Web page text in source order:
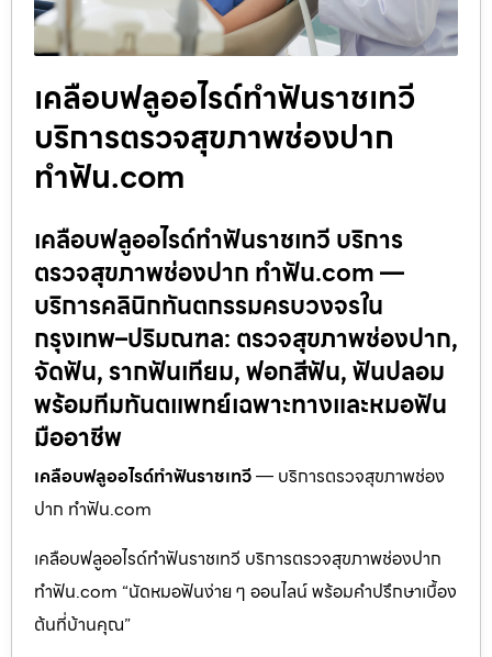
เคลือบฟลูออไรด์ทำฟันราชเทวี
บริการตรวจสุขภาพช่องปาก
ทำฟัน.com
เคลือบฟลูออไรด์ทำฟันราชเทวี บริการ
ตรวจสุขภาพช่องปาก ทำฟัน.com —
บริการคลินิกทันตกรรมครบวงจรใน
กรุงเทพ–ปริมณฑล: ตรวจสุขภาพช่องปาก,
จัดฟัน, รากฟันเทียม, ฟอกสีฟัน, ฟันปลอม
พร้อมทีมทันตแพทย์เฉพาะทางและหมอฟัน
มืออาชีพ
เคลือบฟลูออไรด์ทำฟันราชเทวี— บริการตรวจสุขภาพช่อง
ปาก ทำฟัน.com
เคลือบฟลูออไรด์ทำฟันราชเทวี บริการตรวจสุขภาพช่องปาก
ทำฟัน.com “นัดหมอฟันง่าย ๆ ออนไลน์ พร้อมคำปรึกษาเบื้อง
ต้นที่บ้านคุณ”